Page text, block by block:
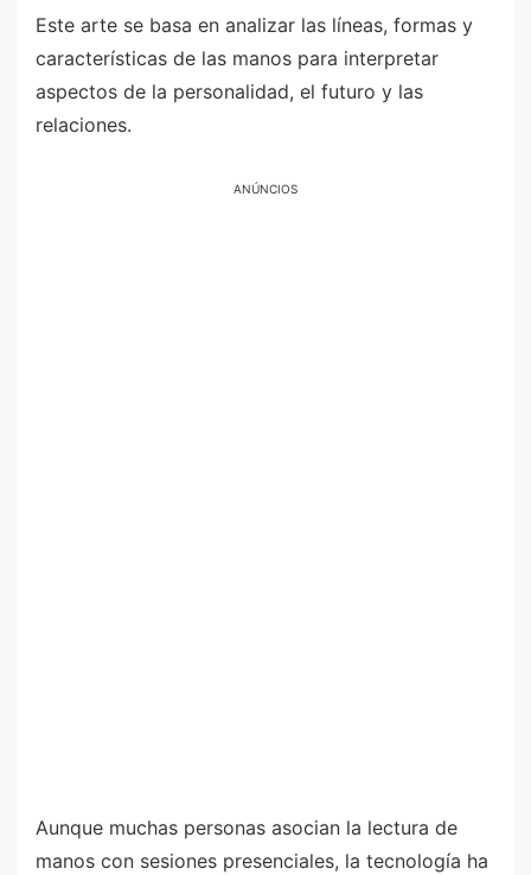
Este arte se basa en analizar las líneas, formas y
características de las manos para interpretar
aspectos de la personalidad, el futuro y las
relaciones.
ANÚNCIOS
Aunque muchas personas asocian la lectura de
manos con sesiones presenciales, la tecnología ha